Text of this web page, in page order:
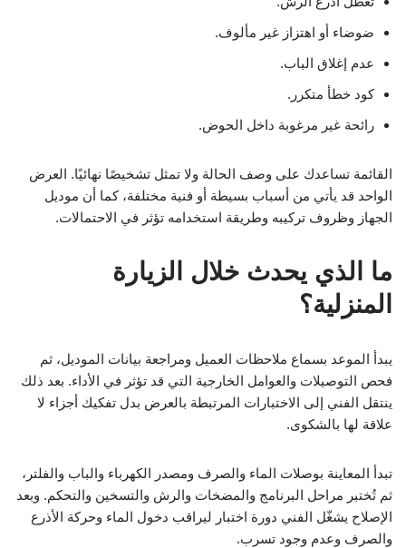
ضوضاء أو اهتزاز غير مألوف.
عدم إغلاق الباب.
كود خطأ متكرر.
رائحة غير مرغوبة داخل الحوض.
القائمة تساعدك على وصف الحالة ولا تمثل تشخيصًا نهائيًا. العرض
الواحد قد يأتي من أسباب بسيطة أو فنية مختلفة، كما أن موديل
الجهاز وظروف تركيبه وطريقة استخدامه تؤثر في الاحتمالات.
ما الذي يحدث خلال الزيارة
المنزلية؟
يبدأ الموعد بسماع ملاحظات العميل ومراجعة بيانات الموديل، ثم
فحص التوصيلات والعوامل الخارجية التي قد تؤثر في الأداء. بعد ذلك
ينتقل الفني إلى الاختبارات المرتبطة بالعرض بدل تفكيك أجزاء لا
علاقة لها بالشكوى.
تبدأ المعاينة بوصلات الماء والصرف ومصدر الكهرباء والباب والفلتر،
ثم تُختبر مراحل البرنامج والمضخات والرش والتسخين والتحكم. وبعد
الإصلاح يشغّل الفني دورة اختبار ليراقب دخول الماء وحركة الأذرع
والصرف وعدم وجود تسرب.